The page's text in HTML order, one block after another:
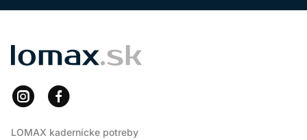
LOMAX
LOMAX kadernícke potreby